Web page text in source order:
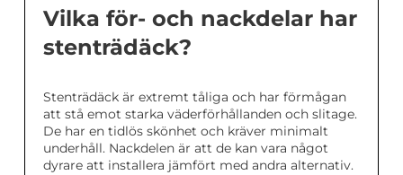
Vilka för- och nackdelar har
stenträdäck?
Stenträdäck är extremt tåliga och har förmågan
att stå emot starka väderförhållanden och slitage.
De har en tidlös skönhet och kräver minimalt
underhåll. Nackdelen är att de kan vara något
dyrare att installera jämfört med andra alternativ.